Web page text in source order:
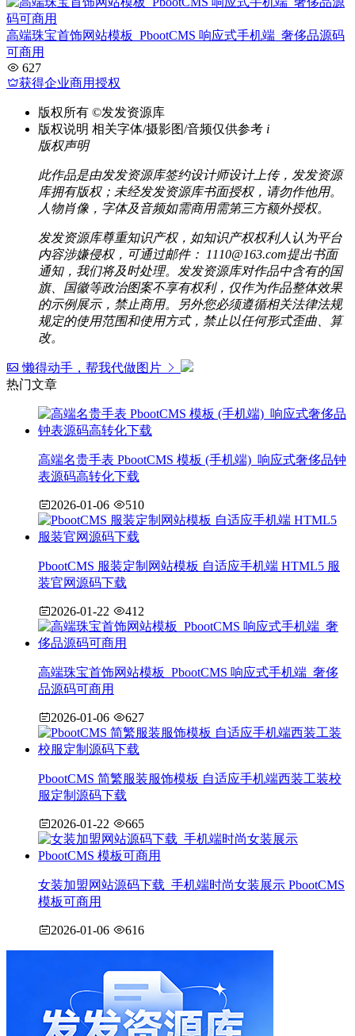
高端珠宝首饰网站模板_PbootCMS 响应式手机端_奢侈品源码
可商用
627
获得企业商用授权
版权所有 ©发发资源库
版权说明 相关字体/摄影图/音频仅供参考 i
版权声明
此作品是由发发资源库签约设计师设计上传，发发资源
库拥有版权；未经发发资源库书面授权，请勿作他用。
人物肖像，字体及音频如需商用需第三方额外授权。
发发资源库尊重知识产权，如知识产权权利人认为平台
内容涉嫌侵权，可通过邮件： 1110@163.com提出书面
通知，我们将及时处理。发发资源库对作品中含有的国
旗、国徽等政治图案不享有权利，仅作为作品整体效果
的示例展示，禁止商用。另外您必须遵循相关法律法规
规定的使用范围和使用方式，禁止以任何形式歪曲、算
改。
懒得动手，帮我代做图片
热门文章
高端名贵手表 PbootCMS 模板 (手机端)_响应式奢侈品钟
表源码高转化下载
2026-01-06 510
PbootCMS 服装定制网站模板 自适应手机端 HTML5 服
装官网源码下载
2026-01-22 412
高端珠宝首饰网站模板_PbootCMS 响应式手机端_奢侈
品源码可商用
2026-01-06 627
PbootCMS 简繁服装服饰模板 自适应手机端西装工装校
服定制源码下载
2026-01-22 665
女装加盟网站源码下载_手机端时尚女装展示 PbootCMS
模板可商用
2026-01-06 616